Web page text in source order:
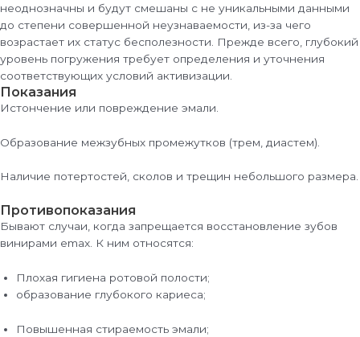
неоднозначны и будут смешаны с не уникальными данными
до степени совершенной неузнаваемости, из-за чего
возрастает их статус бесполезности. Прежде всего, глубокий
уровень погружения требует определения и уточнения
соответствующих условий активизации.
Показания
Истончение или повреждение эмали.
Образование межзубных промежутков (трем, диастем).
Наличие потертостей, сколов и трещин небольшого размера.
Противопоказания
Бывают случаи, когда запрещается восстановление зубов
винирами emax. К ним относятся:
Плохая гигиена ротовой полости;
образование глубокого кариеса;
Повышенная стираемость эмали;